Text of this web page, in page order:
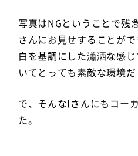
写真はNGということで残
さんにお見せすることが
白を基調にした瀟洒な感
いてとっても素敵な環境だ
で、そんなIさんにもコー
た。